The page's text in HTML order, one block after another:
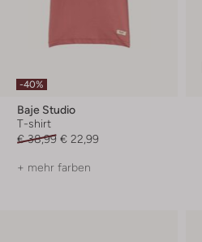
-40%
Baje Studio
T-shirt
€ 38,99 € 22,99
+ mehr farben